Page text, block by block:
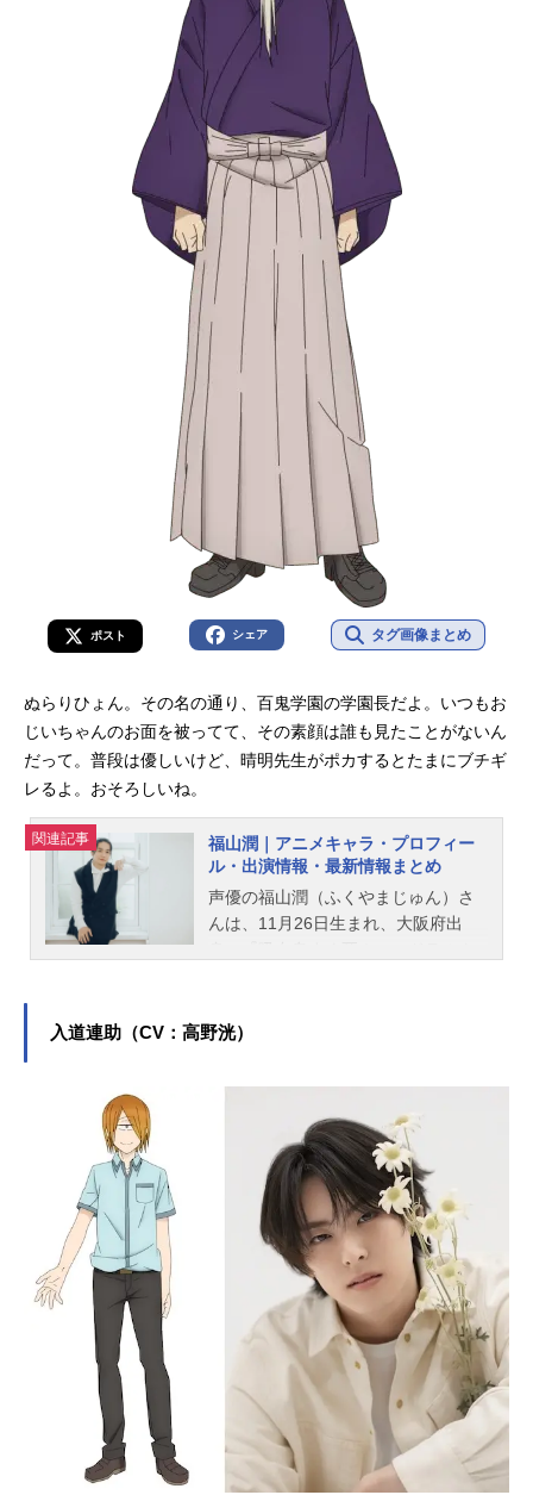
ポスト シェア タグ画像まとめ
ぬらりひょん。その名の通り、百鬼学園の学園長だよ。いつもお
じいちゃんのお面を被ってて、その素顔は誰も見たことがないん
だって。普段は優しいけど、晴明先生がポカするとたまにブチギ
レるよ。おそろしいね。
関連記事
福山潤｜アニメキャラ・プロフィー
ル・出演情報・最新情報まとめ
声優の福山潤（ふくやまじゅん）さ
んは、11月26日生まれ、大阪府出
ーを多く演じています。こちらで
入道連助（CV：高野洸）